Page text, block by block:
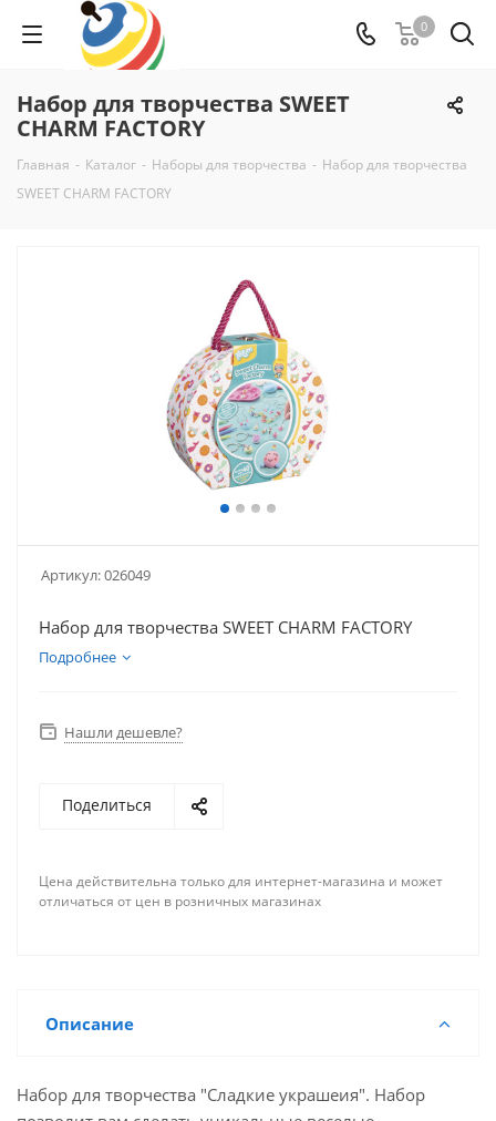
0
Набор для творчества SWEET
CHARM FACTORY
Главная - Каталог - Наборы для творчества - Набор для творчества
SWEET CHARM FACTORY
Артикул:026049
Набор для творчества SWEET CHARM FACTORY
Подробнее
Нашли дешевле?
Поделиться
Цена действительна только для интернет-магазина и может
отличаться от цен в розничных магазинах
Описание
Набор для творчества "Сладкие украшеия". Набор